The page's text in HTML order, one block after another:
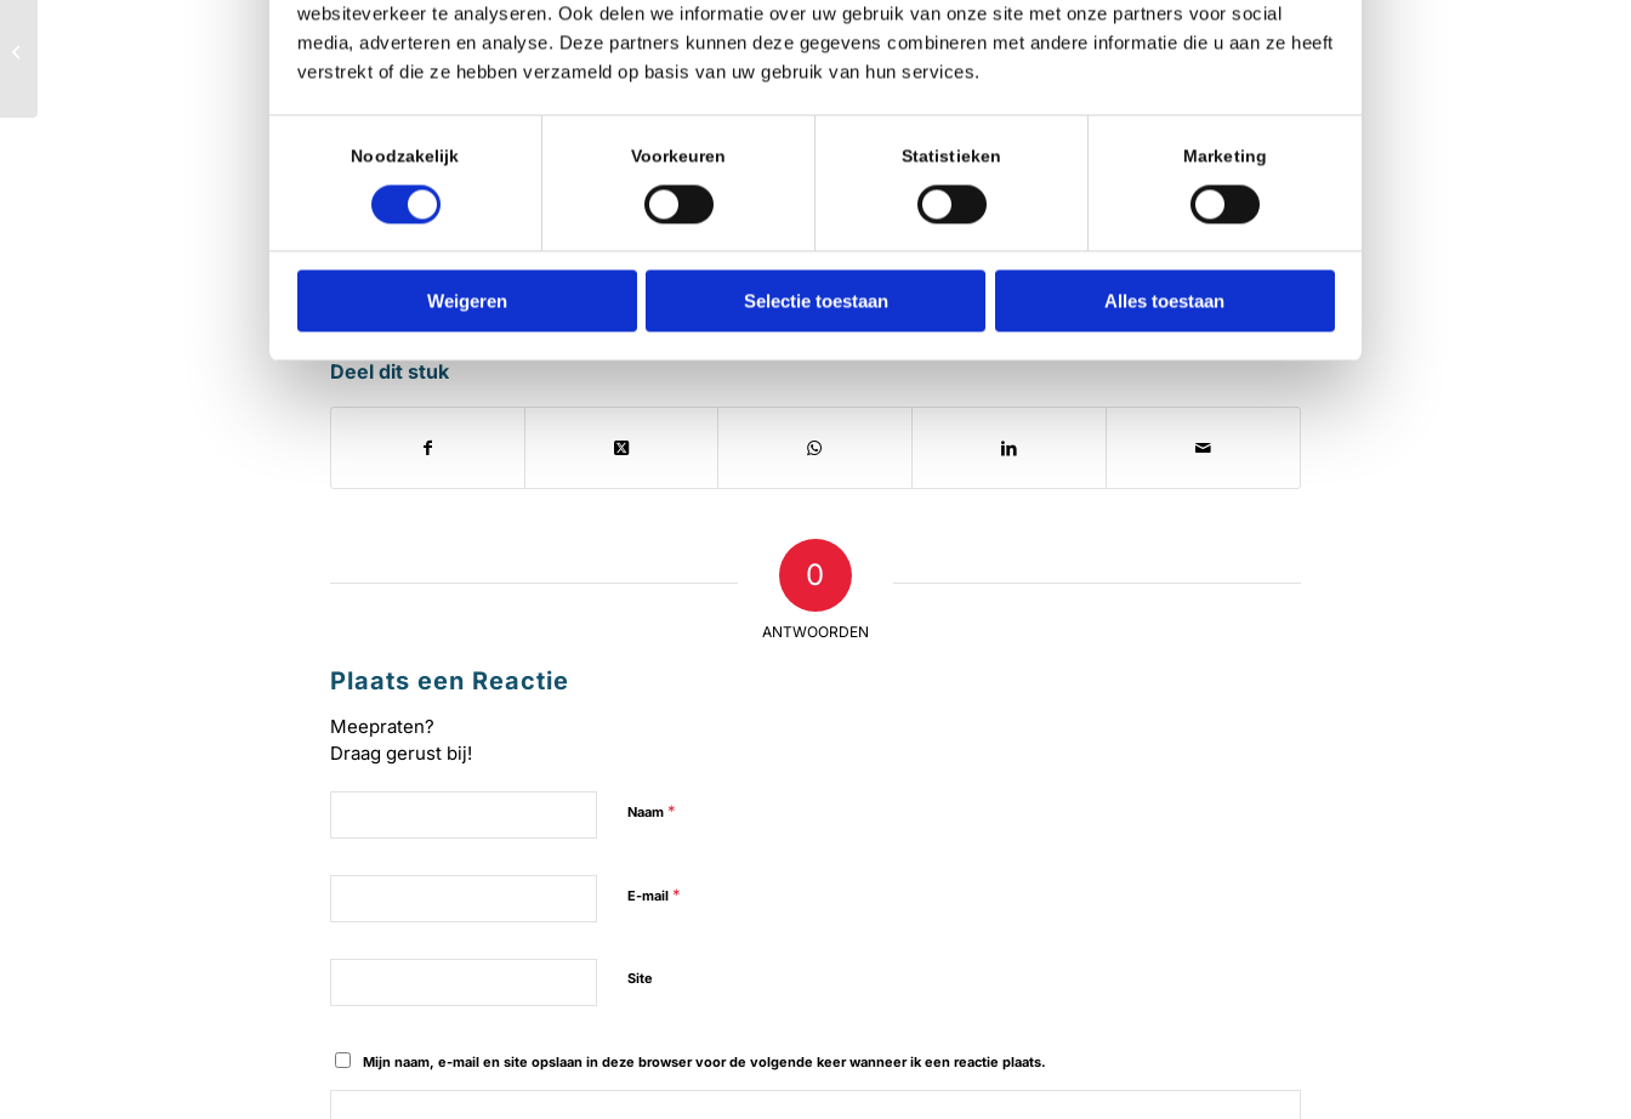
websiteverkeer te analyseren. Ook delen we informatie over uw gebruik van onze site met onze partners voor social
media, adverteren en analyse. Deze partners kunnen deze gegevens combineren met andere informatie die u aan ze heeft
verstrekt of die ze hebben verzameld op basis van uw gebruik van hun services.
Noodzakelijk Voorkeuren Statistieken Marketing
Weigeren Selectie toestaan Alles toestaan
Download ICS Google Calendar iCalendar Office 365
Beschrijving
Vanwege het weeralarm met code Rood is de Terp gesloten
Deel dit stuk
0
ANTWOORDEN
Plaats een Reactie
Meepraten?
Draag gerust bij!
Naam *
E-mail *
Site
Mijn naam, e-mail en site opslaan in deze browser voor de volgende keer wanneer ik een reactie plaats.